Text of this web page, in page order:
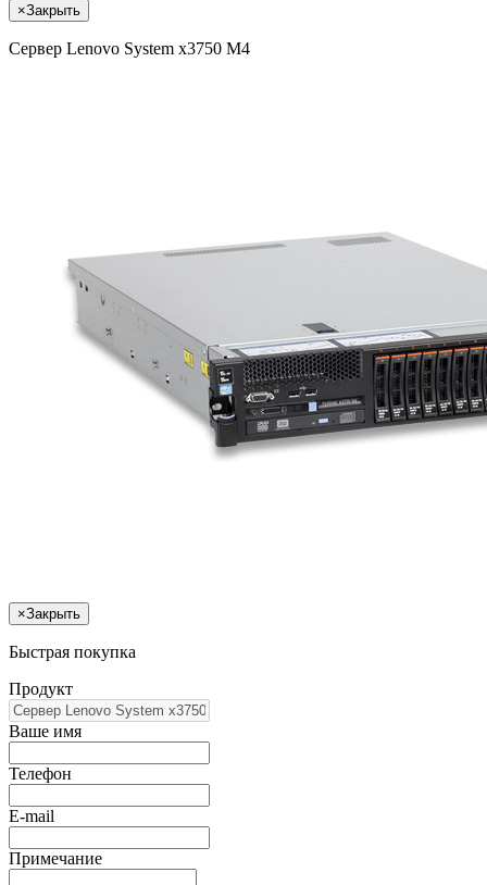
×Закрыть
Сервер Lenovo System x3750 M4
×Закрыть
Быстрая покупка
Продукт
Ваше имя
Телефон
E-mail
Примечание